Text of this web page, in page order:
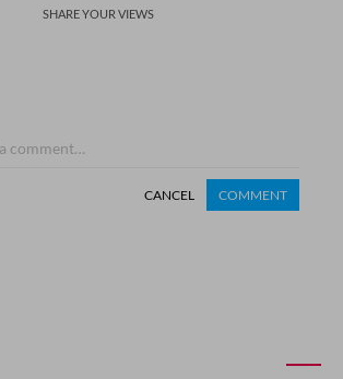
SHARE YOUR VIEWS
CANCEL COMMENT